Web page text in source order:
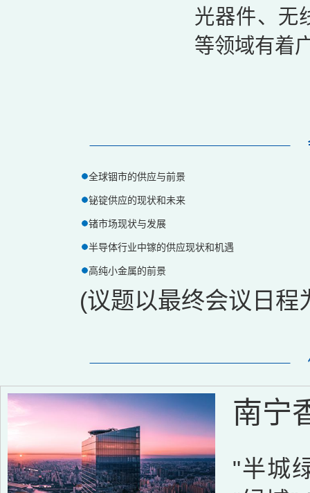
光器件、无
等领域有着
全球铟市的供应与前景
铋锭供应的现状和未来
锗市场现状与发展
半导体行业中镓的供应现状和机遇
高纯小金属的前景
(议题以最终会议日程
南宁
"半城